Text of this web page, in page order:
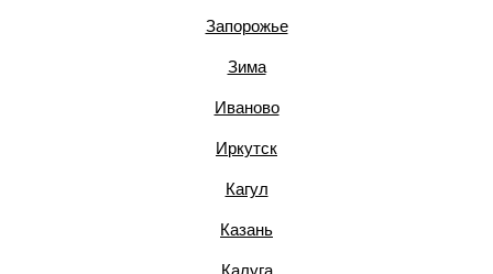
Запорожье
Зима
Иваново
Иркутск
Кагул
Казань
Калуга